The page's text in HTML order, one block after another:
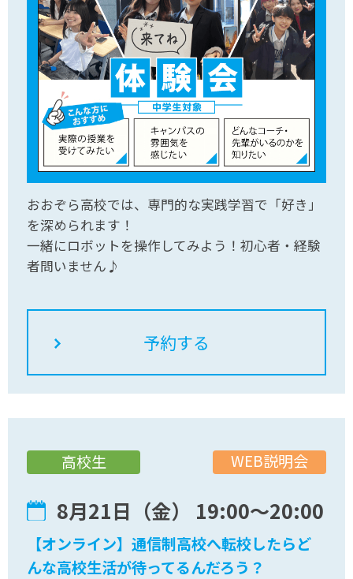
おおぞら高校では、専門的な実践学習で「好き」
を深められます！
一緒にロボットを操作してみよう！初心者・経験
者問いません♪
WEB説明会
8月21日（金） 19:00〜20:00
高校生
【オンライン】通信制高校へ転校したらど
んな高校生活が待ってるんだろう？